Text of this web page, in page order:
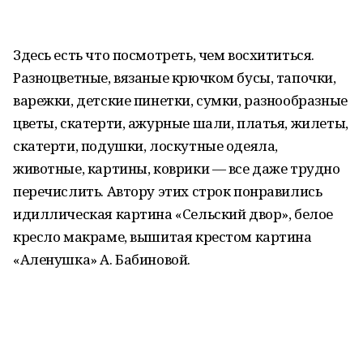
Здесь есть что посмотреть, чем восхититься.
Разноцветные, вязаные крючком бусы, тапочки,
варежки, детские пинетки, сумки, разнообразные
цветы, скатерти, ажурные шали, платья, жилеты,
скатерти, подушки, лоскутные одеяла,
животные, картины, коврики — все даже трудно
перечислить. Автору этих строк понравились
идиллическая картина «Сельский двор», белое
кресло макраме, вышитая крестом картина
«Аленушка» А. Бабиновой.